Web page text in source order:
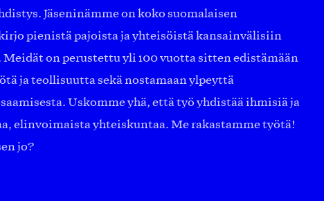
Jäseninämme on koko suomalaisen
pienistä pajoista ja yhteisöistä kansainvälisiin
on perustettu yli 100 vuotta sitten edistämään
ja teollisuutta sekä nostamaan ylpeyttä
Uskomme yhä, että työ yhdistää ihmisiä ja
elinvoimaista yhteiskuntaa. Me rakastamme työtä!
jo?